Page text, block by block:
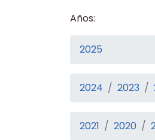
Años:
2025
2024 2023
2021 2020